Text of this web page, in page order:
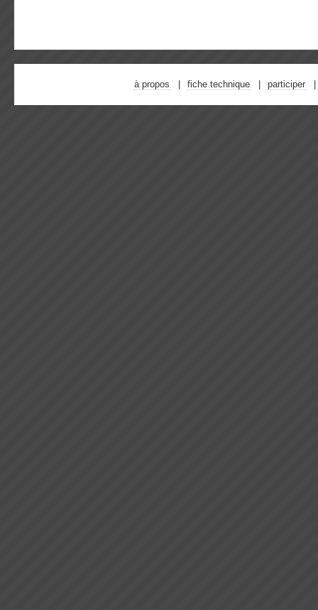
à propos fiche technique participer